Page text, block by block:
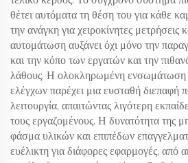
θέτει αυτόματα τη θέση του για κάθε
την ανάγκη για χειροκίνητες
αυτομάτωση αυξάνει όχι μόνο την
και την κόπο των εργατών και την
λάθους. Η ολοκληρωμένη ενσωμάτωση
ελέγχων παρέχει μια ευσταθή διεπαφή
λειτουργία, απαιτώντας λιγότερη
τους εργαζομένους. Η δυνατότητα της
φάσμα υλικών και επιπέδων
ευέλικτη για διάφορες εφαρμογές, από